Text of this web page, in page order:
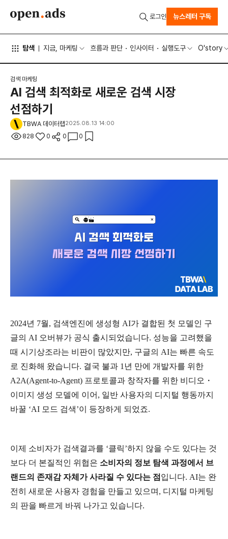
탐색 지금, 마케팅 흐름과 판단 인사이터 실행도구 O'story
로그인 뉴스레터 구독
검색 마케팅
AI 검색 최적화로 새로운 검색 시장
선점하기
TBWA 데이터랩2025.08.13 14:00
828 0 0 0
2024년 7월, 검색엔진에 생성형 AI가 결합된 첫 모델인 구
글의 AI 오버뷰가 공식 출시되었습니다. 성능을 고려했을
때 시기상조라는 비판이 많았지만, 구글의 AI는 빠른 속도
로 진화해 왔습니다. 결국 불과 1 년 만에 개발자를 위한
A2A(Agent-to-Agent) 프로토콜과 창작자를 위한 비디오・
이미지 생성 모델에 이어 , 일반 사용자의 디지털 행동까지
바꿀 ‘AI 모드 검색’이 등장하게 되었죠.
이제 소비자가 검색결과를 ‘클릭’하지 않을 수도 있다는 것
보다 더 본질적인 위협은 소비자의 정보 탐색 과정에서 브
랜드의 존재감 자체가 사라질 수 있다는 점 입니다. AI는 완
전히 새로운 사용자 경험을 만들고 있으며 , 디지털 마케팅
의 판을 빠르게 바꿔 나가고 있습니다.